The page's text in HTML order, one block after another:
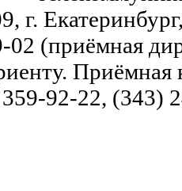
г.
02 (приёмная
Приёмная
359-92-22, (343)